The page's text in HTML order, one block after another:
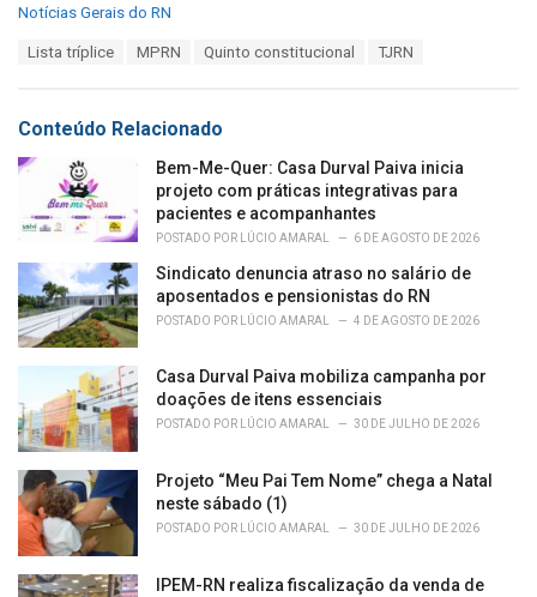
C
o
r
i
Notícias Gerais do RN
:
Lista tríplice MPRN Quinto constitucional TJRN
Conteúdo Relacionado
Bem-Me-Quer: Casa Durval Paiva inicia
projeto com práticas integrativas para
pacientes e acompanhantes
POSTADO POR LÚCIO AMARAL 6 DE AGOSTO DE 2026
Sindicato denuncia atraso no salário de
aposentados e pensionistas do RN
POSTADO POR LÚCIO AMARAL 4 DE AGOSTO DE 2026
Casa Durval Paiva mobiliza campanha por
doações de itens essenciais
POSTADO POR LÚCIO AMARAL 30 DE JULHO DE 2026
Projeto “Meu Pai Tem Nome” chega a Natal
neste sábado (1)
POSTADO POR LÚCIO AMARAL 30 DE JULHO DE 2026
IPEM-RN realiza fiscalização da venda de